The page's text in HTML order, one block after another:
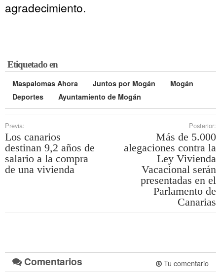
agradecimiento.
Etiquetado en
Maspalomas Ahora Juntos por Mogán
Mogán
Deportes
Ayuntamiento de Mogán
Previa:
Los canarios
destinan 9,2 años de
salario a la compra
de una vivienda
Posterior:
Más de 5.000
alegaciones contra la
Ley Vivienda
Vacacional serán
presentadas en el
Parlamento de
Canarias
Comentarios Tu comentario